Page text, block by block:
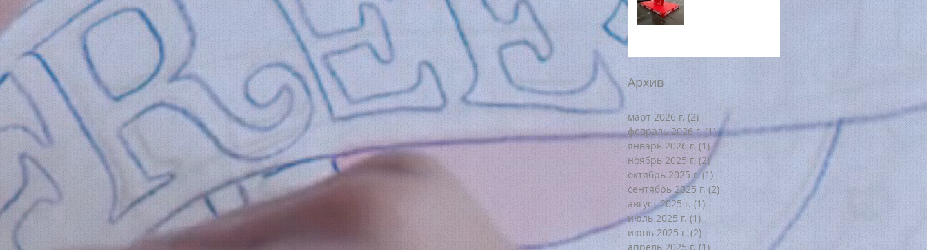
Архив
март 2026 г. (2) 2 поста
февраль 2026 г. (1)1 пост
январь 2026 г. (1)1 пост
ноябрь 2025 г. (2)2 поста
октябрь 2025 г. (1) 1 пост
сентябрь 2025 г. (2)2 поста
август 2025 г. (1)1 пост
июль 2025 г. (1) 1 пост
июнь 2025 г. (2)2 поста
апрель 2025 г. (1) 1 пост